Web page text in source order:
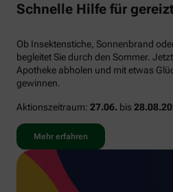
Schnelle Hilfe für
Ob Insektenstiche, Sonnenbrand
begleitet Sie durch den Sommer.
Apotheke abholen und mit etwas
gewinnen.
Aktionszeitraum: 27.06. bis
Mehr erfahren